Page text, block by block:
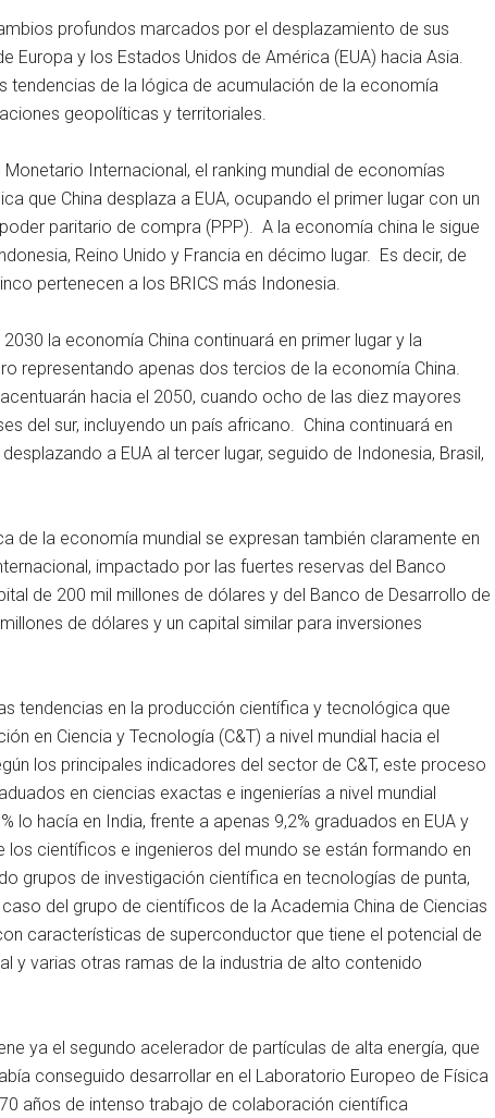
profundos marcados por el desplazamiento de sus
y los Estados Unidos de América (EUA) hacia Asia.
tendencias de la lógica de acumulación de la economía
geopolíticas y territoriales.
Internacional, el ranking mundial de economías
que China desplaza a EUA, ocupando el primer lugar con un
paritario de compra (PPP). A la economía china le sigue
Reino Unido y Francia en décimo lugar. Es decir, de
pertenecen a los BRICS más Indonesia.
la economía China continuará en primer lugar y la
representando apenas dos tercios de la economía China.
hacia el 2050, cuando ocho de las diez mayores
del sur, incluyendo un país africano. China continuará en
a EUA al tercer lugar, seguido de Indonesia, Brasil,
de la economía mundial se expresan también claramente en
impactado por las fuertes reservas del Banco
de 200 mil millones de dólares y del Banco de Desarrollo de
de dólares y un capital similar para inversiones
tendencias en la producción científica y tecnológica que
en Ciencia y Tecnología (C&T) a nivel mundial hacia el
los principales indicadores del sector de C&T, este proceso
en ciencias exactas e ingenierías a nivel mundial
lo hacía en India, frente a apenas 9,2% graduados en EUA y
los científicos e ingenieros del mundo se están formando en
grupos de investigación científica en tecnologías de punta,
del grupo de científicos de la Academia China de Ciencias
características de superconductor que tiene el potencial de
y varias otras ramas de la industria de alto contenido
ya el segundo acelerador de partículas de alta energía, que
conseguido desarrollar en el Laboratorio Europeo de Física
años de intenso trabajo de colaboración científica